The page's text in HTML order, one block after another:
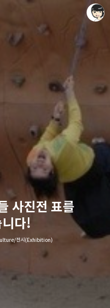
사진전 표를
다!
전시(Exhibition)